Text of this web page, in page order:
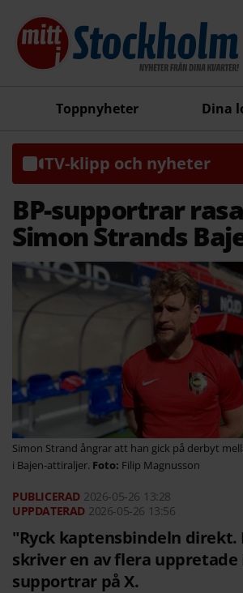
Toppnyheter Dina
TV-klipp och nyheter
BP-supportrar
Simon Strands
Simon Strand ångrar att han gick på derbyt
i Bajen-attiraljer.
Filip Magnusson
2026-05-26 13:28
2026-05-26 13:56
"Ryck kaptensbindeln direkt.
skriver en av flera uppretade
supportrar på X.